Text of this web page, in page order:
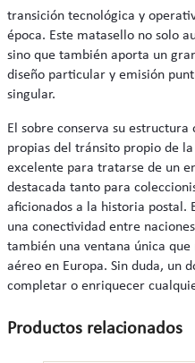
transición tecnológica y
época. Este matasello no solo
sino que también aporta un
diseño particular y emisión
singular.
El sobre conserva su
propias del tránsito propio de
excelente para tratarse de un
destacada tanto para
aficionados a la historia postal.
una conectividad entre
también una ventana única
aéreo en Europa. Sin duda, un
completar o enriquecer
Productos relacionados